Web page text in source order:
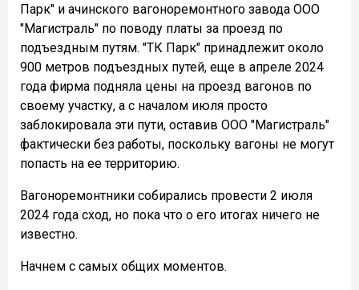
Парк" и ачинского вагоноремонтного завода ООО
"Магистраль" по поводу платы за проезд по
подъездным путям. "ТК Парк" принадлежит около
900 метров подъездных путей, еще в апреле 2024
года фирма подняла цены на проезд вагонов по
своему участку, а с началом июля просто
заблокировала эти пути, оставив ООО "Магистраль"
фактически без работы, поскольку вагоны не могут
попасть на ее территорию.
Вагоноремонтники собирались провести 2 июля
2024 года сход, но пока что о его итогах ничего не
известно.
Начнем с самых общих моментов.